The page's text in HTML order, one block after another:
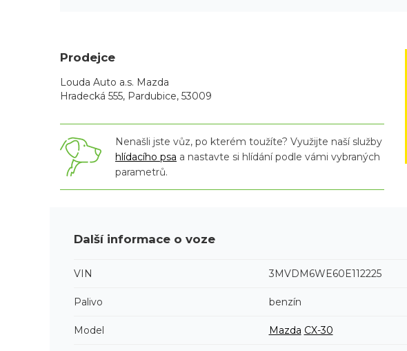
Prodejce
Louda Auto a.s. Mazda
Hradecká 555, Pardubice, 53009
Nenašli jste vůz, po kterém toužíte? Využijte naší služby
hlídacího psa a nastavte si hlídání podle vámi vybraných
parametrů.
Další informace o voze
VIN 3MVDM6WE60E112225
Palivo benzín
Model Mazda CX-30